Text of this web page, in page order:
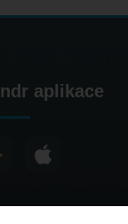
aplikace